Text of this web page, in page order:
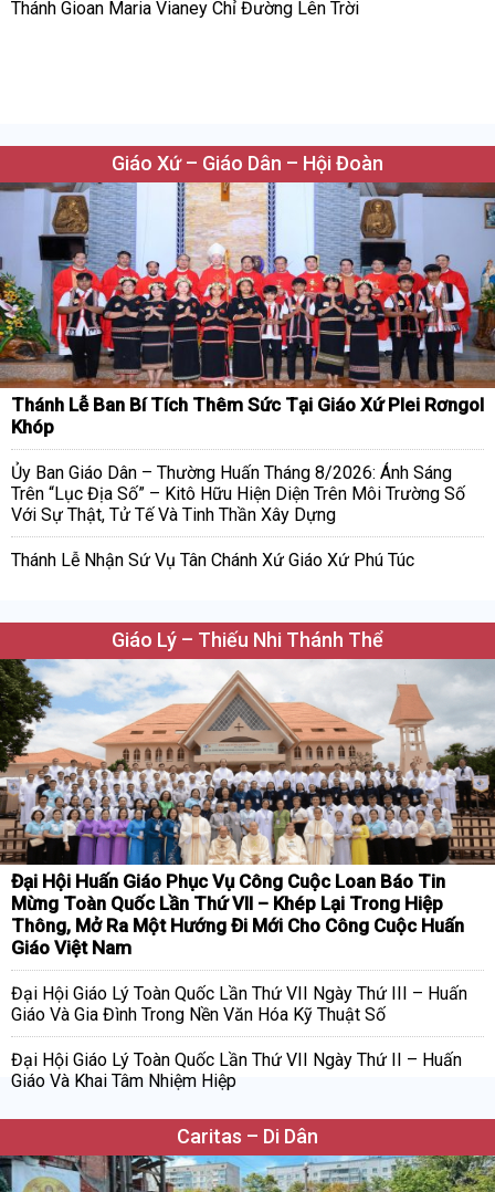
Thánh Gioan Maria Vianey Chỉ Đường Lên Trời
Giáo Xứ – Giáo Dân – Hội Đoàn
Thánh Lễ Ban Bí Tích Thêm Sức Tại Giáo Xứ Plei Rơngol
Khóp
Ủy Ban Giáo Dân – Thường Huấn Tháng 8/2026: Ánh Sáng
Trên “Lục Địa Số” – Kitô Hữu Hiện Diện Trên Môi Trường Số
Với Sự Thật, Tử Tế Và Tinh Thần Xây Dựng
Thánh Lễ Nhận Sứ Vụ Tân Chánh Xứ Giáo Xứ Phú Túc
Giáo Lý – Thiếu Nhi Thánh Thể
Đại Hội Huấn Giáo Phục Vụ Công Cuộc Loan Báo Tin
Mừng Toàn Quốc Lần Thứ VII – Khép Lại Trong Hiệp
Thông, Mở Ra Một Hướng Đi Mới Cho Công Cuộc Huấn
Giáo Việt Nam
Đại Hội Giáo Lý Toàn Quốc Lần Thứ VII Ngày Thứ III – Huấn
Giáo Và Gia Đình Trong Nền Văn Hóa Kỹ Thuật Số
Đại Hội Giáo Lý Toàn Quốc Lần Thứ VII Ngày Thứ II – Huấn
Giáo Và Khai Tâm Nhiệm Hiệp
Caritas – Di Dân